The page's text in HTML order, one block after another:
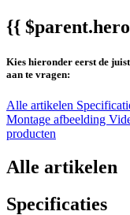
{{
Kies hieronder eerst de
aan te vragen:
Alle artikelen
Montage afbeelding
producten
Alle artikelen
Specificaties